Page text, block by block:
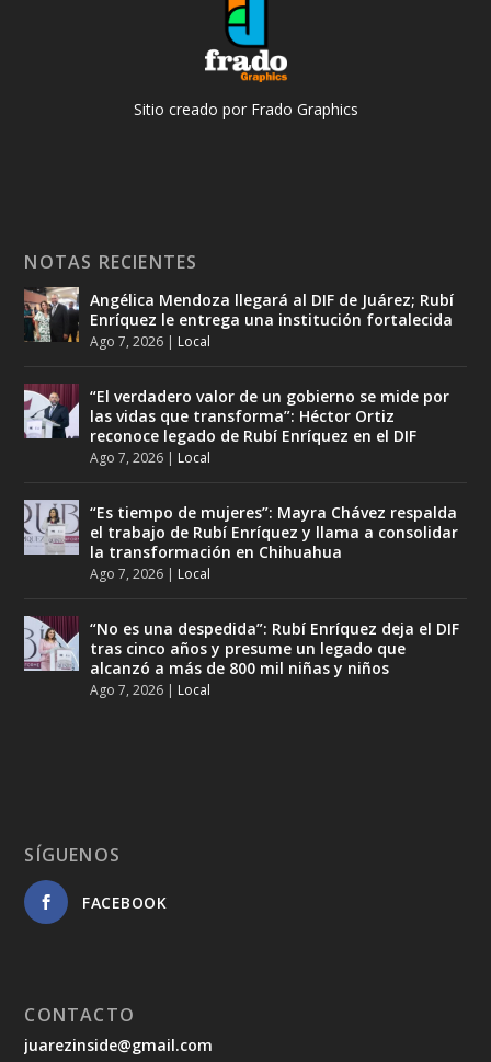
Sitio creado por Frado Graphics
NOTAS RECIENTES
Angélica Mendoza llegará al DIF de Juárez; Rubí
Enríquez le entrega una institución fortalecida
Ago 7, 2026 | Local
“El verdadero valor de un gobierno se mide por
las vidas que transforma”: Héctor Ortiz
reconoce legado de Rubí Enríquez en el DIF
Ago 7, 2026 | Local
“Es tiempo de mujeres”: Mayra Chávez respalda
el trabajo de Rubí Enríquez y llama a consolidar
la transformación en Chihuahua
Ago 7, 2026 | Local
“No es una despedida”: Rubí Enríquez deja el DIF
tras cinco años y presume un legado que
alcanzó a más de 800 mil niñas y niños
Ago 7, 2026 | Local
SÍGUENOS
FACEBOOK
CONTACTO
juarezinside@gmail.com